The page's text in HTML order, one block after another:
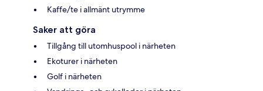
Kaffe/te i allmänt utrymme
Saker att göra
Tillgång till utomhuspool i närheten
Ekoturer i närheten
Golf i närheten